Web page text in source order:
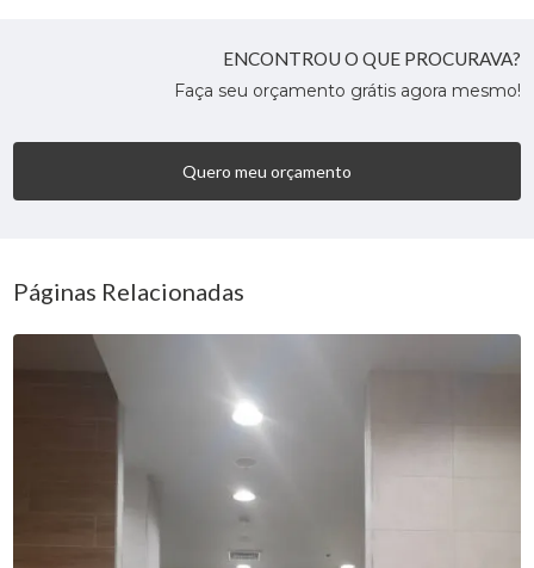
ENCONTROU O QUE PROCURAVA?
Faça seu orçamento grátis agora mesmo!
Quero meu orçamento
Páginas Relacionadas